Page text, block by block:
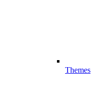
Themes